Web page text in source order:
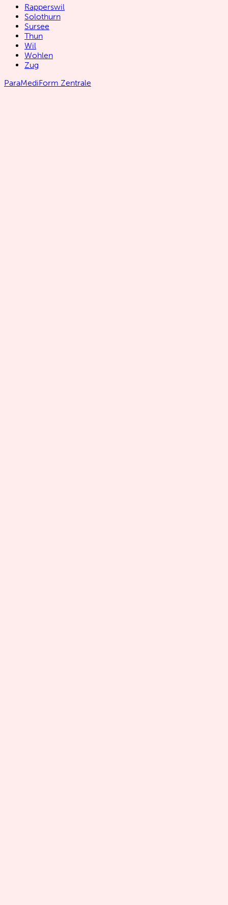
Rapperswil
Solothurn
Sursee
Thun
Wil
Wohlen
Zug
ParaMediForm Zentrale